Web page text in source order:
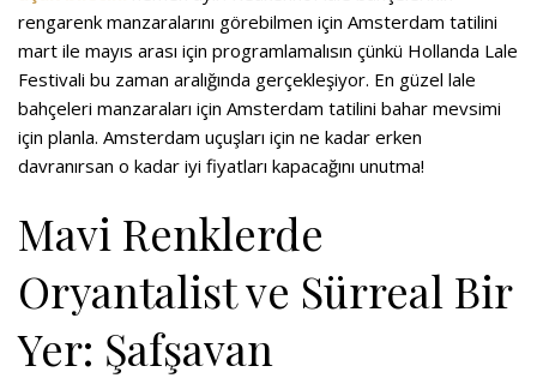
rengarenk manzaralarını görebilmen için Amsterdam tatilini
mart ile mayıs arası için programlamalısın çünkü Hollanda Lale
Festivali bu zaman aralığında gerçekleşiyor. En güzel lale
bahçeleri manzaraları için Amsterdam tatilini bahar mevsimi
için planla. Amsterdam uçuşları için ne kadar erken
davranırsan o kadar iyi fiyatları kapacağını unutma!
Mavi Renklerde
Oryantalist ve Sürreal Bir
Yer: Şafşavan